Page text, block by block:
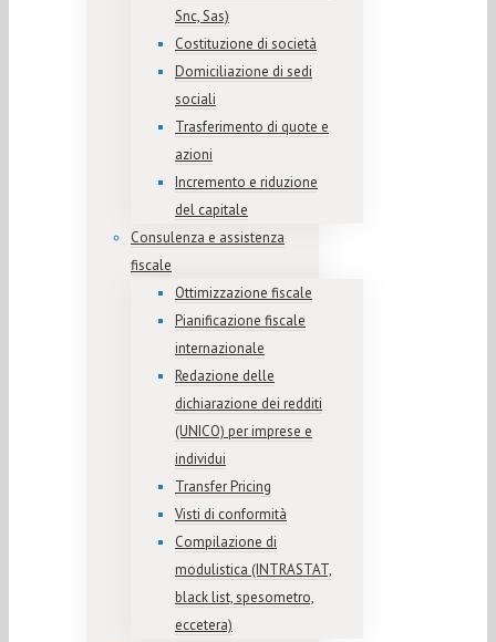
Snc, Sas)
Costituzione di società
Domiciliazione di sedi
sociali
Trasferimento di quote e
azioni
Incremento e riduzione
del capitale
Consulenza e assistenza
fiscale
Ottimizzazione fiscale
Pianificazione fiscale
internazionale
Redazione delle
dichiarazione dei redditi
(UNICO) per imprese e
individui
Transfer Pricing
Visti di conformità
Compilazione di
modulistica (INTRASTAT,
black list, spesometro,
eccetera)